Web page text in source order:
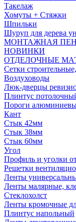
Такелаж
Хомуты + Стяжки
Шпильки
Шуруп для дерева
МОНТАЖНАЯ
НОВИНКИ
ОТДЕЛОЧНЫЕ
Сетки
Воздуховоды
Люк-дверцы
Плинтус
Пороги
Кант
Стык 42мм
Стык 38мм
Стык 60мм
Угол
Профиль и уголки
Решетки
Ленты
Ленты малярные,
Стеклохолст
Ленты кромочные
Плинтус напольный